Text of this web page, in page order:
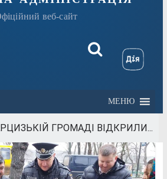
веб-сайт
МЕНЮ
ГРОМАДІ ВІДКРИЛИ...